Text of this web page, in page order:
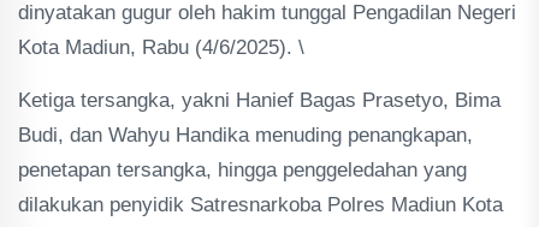
dinyatakan gugur oleh hakim tunggal Pengadilan Negeri
Kota Madiun, Rabu (4/6/2025). \
Ketiga tersangka, yakni Hanief Bagas Prasetyo, Bima
Budi, dan Wahyu Handika menuding penangkapan,
penetapan tersangka, hingga penggeledahan yang
dilakukan penyidik Satresnarkoba Polres Madiun Kota